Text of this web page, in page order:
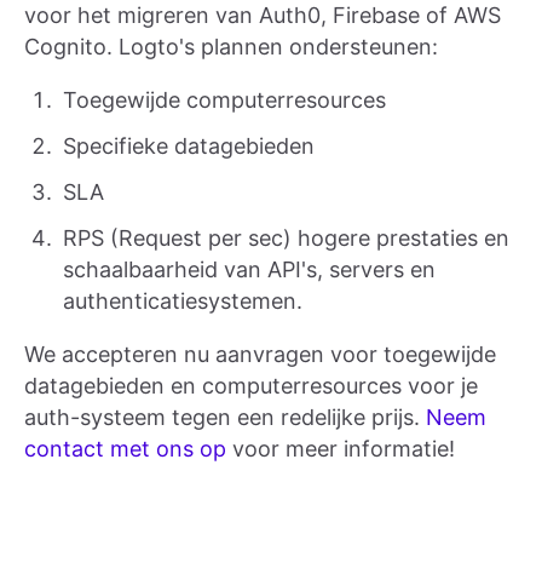
voor het migreren van Auth0, Firebase of AWS
Cognito. Logto's plannen ondersteunen:
Toegewijde computerresources
Specifieke datagebieden
SLA
RPS (Request per sec) hogere prestaties en
schaalbaarheid van API's, servers en
authenticatiesystemen.
We accepteren nu aanvragen voor toegewijde
datagebieden en computerresources voor je
auth-systeem tegen een redelijke prijs. Neem
contact met ons op voor meer informatie!